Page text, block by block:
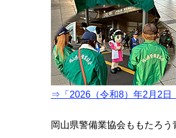
⇒「2026（令和8）年2月2日
岡山県警備業協会ももたろ